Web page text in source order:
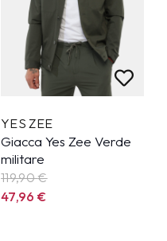
YES ZEE
Giacca Yes Zee Verde
militare
119,90€
47,96€